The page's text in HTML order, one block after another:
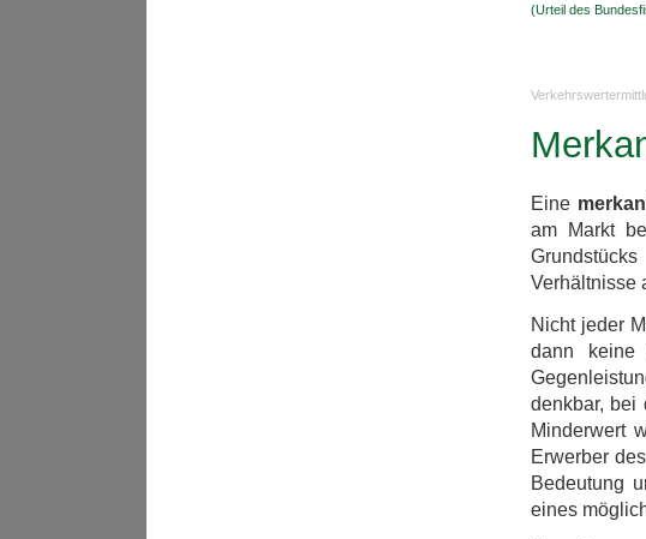
(Urteil des
Eine
am Markt
Verhältnisse
Nicht jeder
dann keine
denkbar, bei
Minderwert
Erwerber
Bedeutung
eines